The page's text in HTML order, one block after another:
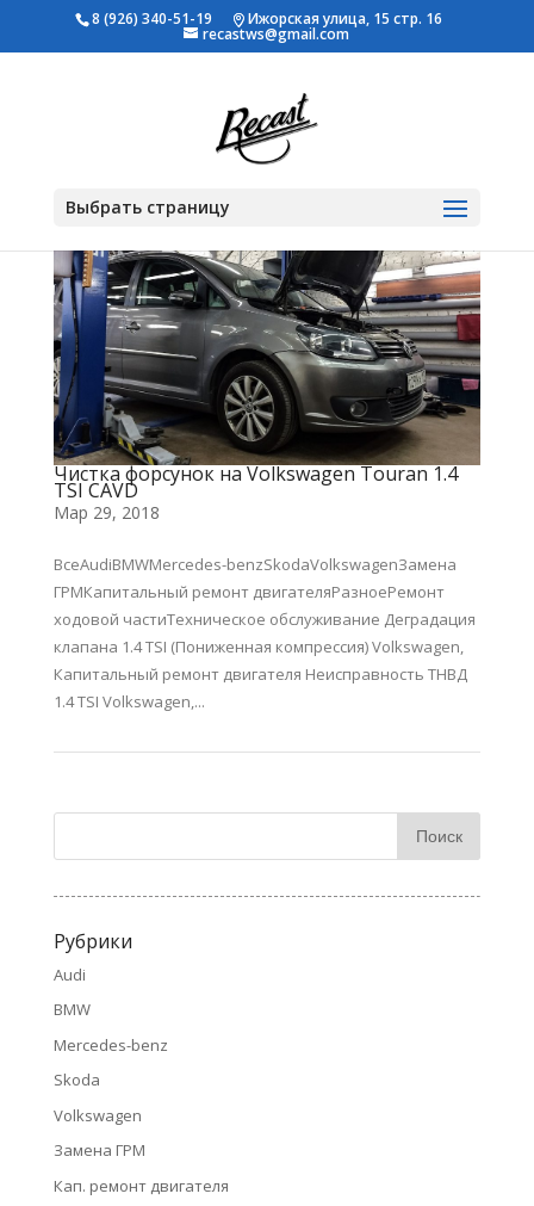
8 (926) 340-51-19 Ижорская улица, 15 стр. 16
recastws@gmail.com
Выбрать страницу
Чистка форсунок на Volkswagen Touran 1.4
TSI CAVD
Мар 29, 2018
ВсеAudiBMWMercedes-benzSkodaVolkswagenЗамена
ГРМКапитальный ремонт двигателяРазноеРемонт
ходовой частиТехническое обслуживание Деградация
клапана 1.4 TSI (Пониженная компрессия) Volkswagen,
Капитальный ремонт двигателя Неисправность ТНВД
1.4 TSI Volkswagen,...
Рубрики
Audi
BMW
Mercedes-benz
Skoda
Volkswagen
Замена ГРМ
Кап. ремонт двигателя